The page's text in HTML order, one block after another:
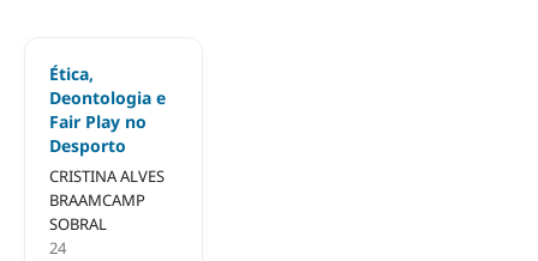
Ética,
Deontologia e
Fair Play no
Desporto
CRISTINA ALVES
BRAAMCAMP
SOBRAL
24